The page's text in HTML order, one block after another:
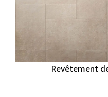
Revêtement